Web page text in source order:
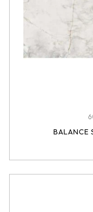
BALANCE